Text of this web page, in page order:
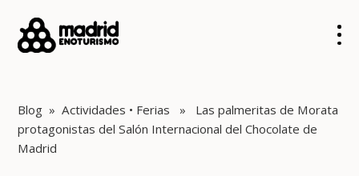
Blog »Actividades • Ferias » Las palmeritas de Morata
protagonistas del Salón Internacional del Chocolate de
Madrid